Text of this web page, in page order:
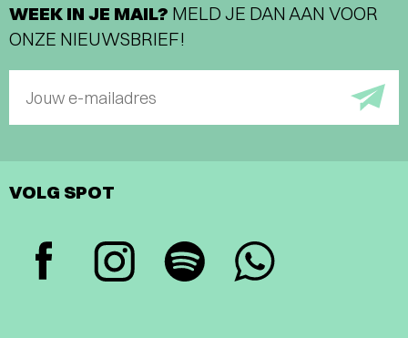
WEEK IN JE MAIL? MELD JE DAN AAN VOOR
ONZE NIEUWSBRIEF!
Jouw e-mailadres
VOLG SPOT